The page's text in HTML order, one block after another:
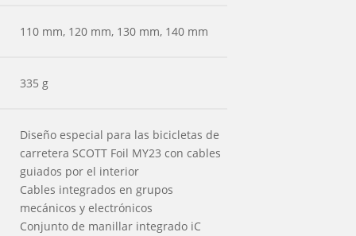
110 mm, 120 mm, 130 mm, 140 mm
335 g
Diseño especial para las bicicletas de
carretera SCOTT Foil MY23 con cables
guiados por el interior
Cables integrados en grupos
mecánicos y electrónicos
Conjunto de manillar integrado iC